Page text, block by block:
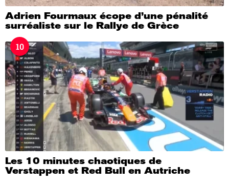
Adrien Fourmaux écope d’une pénalité
surréaliste sur le Rallye de Grèce
10
Les 10 minutes chaotiques de
Verstappen et Red Bull en Autriche